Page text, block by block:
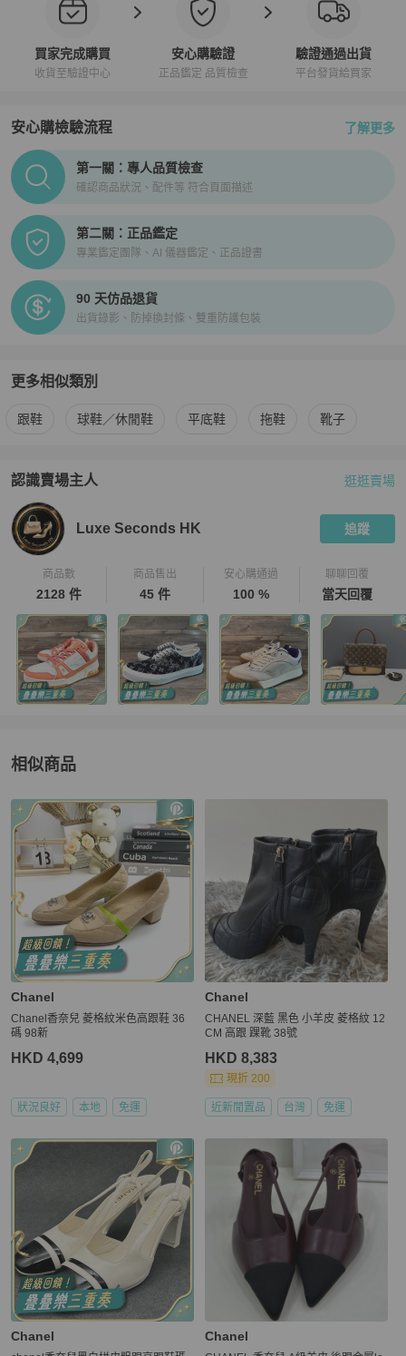
買家完成購買
收貨至驗證中心
安心購驗證
正品鑑定 品質檢查
驗證通過出貨
平台發貨給買家
安心購檢驗流程 了解更多
PopChill拍拍圈正品驗證、安心購檢驗流程介紹
第一關：專人品質檢查
確認商品狀況、配件等 符合頁面描述
第二關：正品鑑定
專業鑑定團隊、AI 儀器鑑定、正品證書
90 天仿品退貨
出貨錄影、防掉換封條、雙重防護包裝
更多相似類別
更多Chanel 女鞋 相似商品推薦
跟鞋 球鞋／休閒鞋 平底鞋 拖鞋 靴子
認識賣場主人
PopChill 拍拍圈嚴選賣家
逛逛賣場
Luxe Seconds HK 追蹤
商品數
2128 件
商品售出
45 件
安心購通過
100 %
聊聊回覆
當天回覆
相似商品
更多相似Chanel女鞋推薦精品
Chanel
Chanel香奈兒 菱格紋米色高跟鞋 36
碼 98新
HKD 4,699
狀況良好 本地 免運
Chanel
CHANEL 深藍 黑色 小羊皮 菱格紋 12
CM 高跟 踝靴 38號
HKD 8,383
現折 200
近新閒置品 台灣 免運
Chanel Chanel